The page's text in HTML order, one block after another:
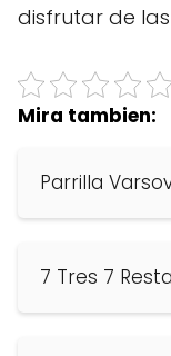
disfrutar de
Mira tambien:
Parrilla
7 Tres 7